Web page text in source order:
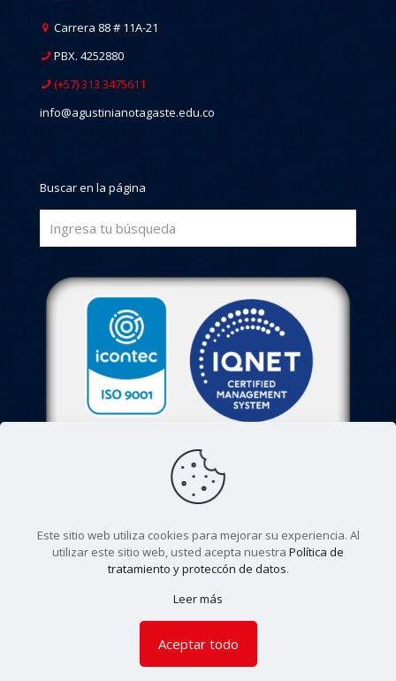
Carrera 88 # 11A-21
PBX. 4252880
(+57) 313 3475611
info@agustinianotagaste.edu.co
Buscar en la página
reservados. |Aviso de privacidad
Este sitio web utiliza cookies para mejorar su experiencia. Al
utilizar este sitio web, usted acepta nuestra Política de
tratamiento y proteccón de datos.
Leer más
Aceptar todo